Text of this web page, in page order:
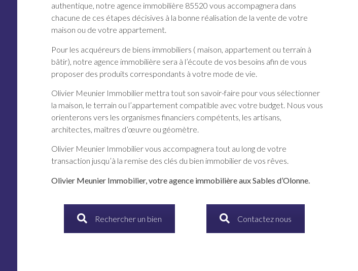
authentique, notre agence immobilière 85520 vous accompagnera dans
chacune de ces étapes décisives à la bonne réalisation de la vente de votre
maison ou de votre appartement.
Pour les acquéreurs de biens immobiliers ( maison, appartement ou terrain à
bâtir), notre agence immobilière sera à l’écoute de vos besoins afin de vous
proposer des produits correspondants à votre mode de vie.
Olivier Meunier Immobilier mettra tout son savoir-faire pour vous sélectionner
la maison, le terrain ou l’appartement compatible avec votre budget. Nous vous
orienterons vers les organismes financiers compétents, les artisans,
architectes, maîtres d’œuvre ou géomètre.
Olivier Meunier Immobilier vous accompagnera tout au long de votre
transaction jusqu’à la remise des clés du bien immobilier de vos rêves.
Olivier Meunier Immobilier, votre agence immobilière aux Sables d’Olonne.
Rechercher un bien Contactez nous